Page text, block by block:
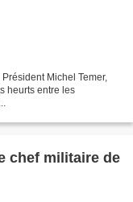
Michel Temer,
heurts entre les
chef militaire de